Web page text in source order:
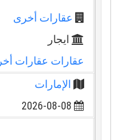
عقارات أخرى
ايجار
عقارات عقارات
الإمارات
2026-08-08